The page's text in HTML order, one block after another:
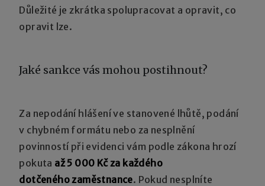
Důležité je zkrátka spolupracovat a opravit, co
opravit lze.
Jaké sankce vás mohou postihnout?
Za nepodání hlášení ve stanovené lhůtě, podání
v chybném formátu nebo za nesplnění
povinností při evidenci vám podle zákona hrozí
pokuta až5 000 Kč za každého
dotčeného zaměstnance. Pokud nesplníte